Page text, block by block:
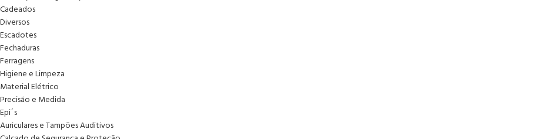
Cadeados
Diversos
Escadotes
Fechaduras
Ferragens
Higiene e Limpeza
Material Elétrico
Precisão e Medida
Epi´s
Auriculares e Tampões Auditivos